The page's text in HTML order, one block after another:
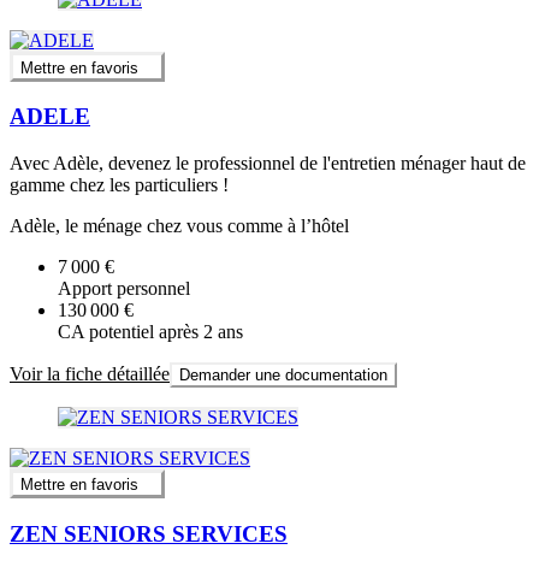
Mettre en favoris
ADELE
Avec Adèle, devenez le professionnel de l'entretien ménager haut de
gamme chez les particuliers !
Adèle, le ménage chez vous comme à l’hôtel
7 000 €
Apport personnel
130 000 €
CA potentiel après 2 ans
Voir la fiche détaillée Demander une documentation
Mettre en favoris
ZEN SENIORS SERVICES